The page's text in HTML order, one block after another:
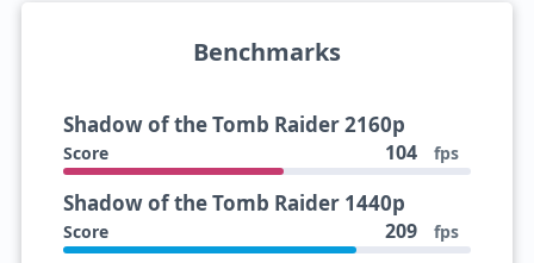
Benchmarks
Shadow of the Tomb Raider 2160p
Score 104 fps
Shadow of the Tomb Raider 1440p
Score 209 fps